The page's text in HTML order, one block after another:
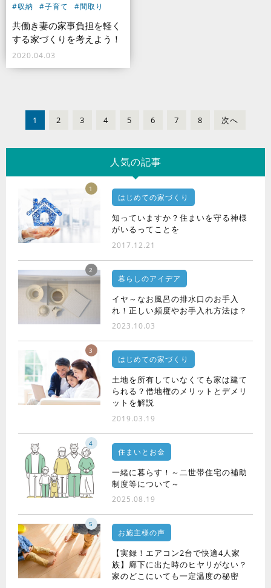
#収納
#子育て #間取り
共働き妻の家事負担を軽く
する家づくりを考えよう！
2020.04.03
1 2 3 4 5 6 7 8 次へ
人気の記事
1
はじめての家づくり
知っていますか？住まいを守る神様
がいるってことを
2017.12.21
2
暮らしのアイデア
イヤ～なお風呂の排水口のお手入
れ！正しい頻度やお手入れ方法は？
2023.10.03
3
はじめての家づくり
土地を所有していなくても家は建て
られる？借地権のメリットとデメリ
ットを解説
2019.03.19
4
住まいとお金
一緒に暮らす！～二世帯住宅の補助
制度等について～
2025.08.19
5
お施主様の声
【実録！エアコン2台で快適4人家
族】廊下に出た時のヒヤリがない？
家のどこにいても一定温度の秘密